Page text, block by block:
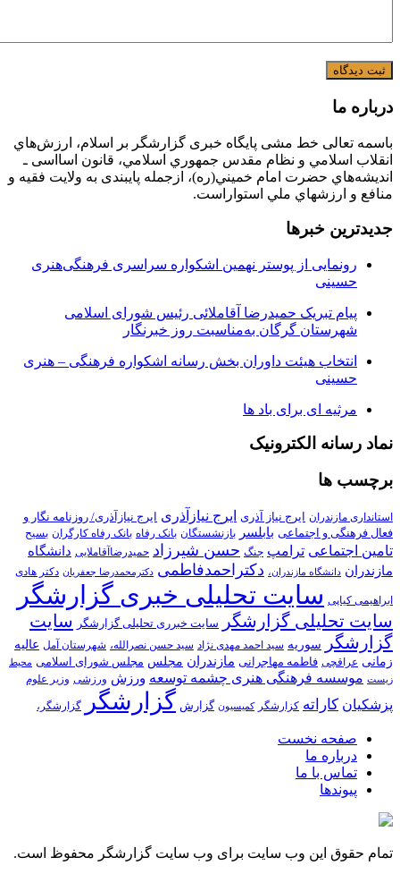
درباره ما
باسمه تعالی خط مشی پایگاه خبری گزارشگر بر اسلام، ارزش‌هاي
انقلاب اسلامي و نظام مقدس جمهوري اسلامي، قانون اسااسی ـ
انديشه‌هاي حضرت امام خميني(ره)، ازجمله پایبندی به ولايت فقيه و
منافع و ارزشهاي ملي استواراست.
جدیدترین خبرها
رونمایی از پوستر نهمین اشکواره سراسری فرهنگی‌هنری
حسینی
پیام تبریک حمیدرضا آقاملائی رئیس شورای اسلامی
شهرستان گرگان به‌مناسبت روز خبرنگار
انتخاب هیئت داوران بخش رسانه اشکواره فرهنگی‌ – هنری
حسینی
مرثیه ای برای باد ها
نماد رسانه الکترونیک
برچسب ها
استانداری مازندران ایرج نیاز آذری ایرج نیازآذری ایرج نیازآذری/ روزنامه نگار و
فعال فرهنگی و اجتماعی بابلسر بازنشستگان بانک رفاه بانک رفاه کارگران بسیح
تامین اجتماعی ترامپ جنگ حسن شیرزاد حمیدرضاآقاملایی دانشگاه
مازندران دانشگاه مازندران، دکتراحمدفاطمی دکترمحمدرضا جعفریان دکتر هادی
ابراهیمی کیاپی سایت تحلیلی خبری گزارشگر
سایت تحلیلی گزارشگر سایت خبرری تحلیلی گزارشگر سایت
گزارشگر
سوریه سید احمد مهدی نژاد سید حسن نصرالله، شهرستان آمل عالیه
زمانی عراقچی فاطمه مهاجرانی مازندران مجلس مجلس شورای اسلامی محیط
زیست موسسه فرهنگی هنری چشمه توسعه ورزش ورزشی وزیر علوم
پزشکیان کاراته کزارشگر کمیسیون گزارش گزارشگر گزارشگر،
صفحه نخست
درباره ما
تماس با ما
پیوندها
تمام حقوق این وب سایت برای وب سایت گزارشگر محفوظ است.